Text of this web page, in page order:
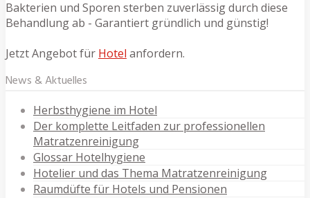
Bakterien und Sporen sterben zuverlässig durch diese
Behandlung ab - Garantiert gründlich und günstig!
Jetzt Angebot für Hotel anfordern.
News & Aktuelles
Herbsthygiene im Hotel
Der komplette Leitfaden zur professionellen
Matratzenreinigung
Glossar Hotelhygiene
Hotelier und das Thema Matratzenreinigung
Raumdüfte für Hotels und Pensionen